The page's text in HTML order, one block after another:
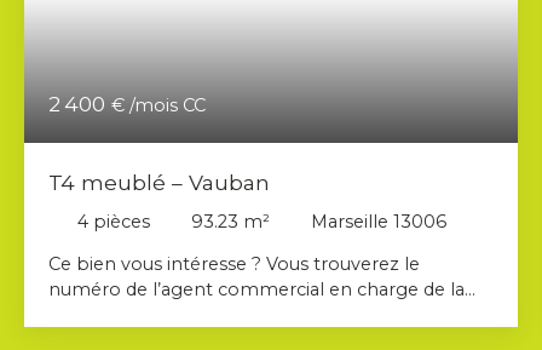
2 400 € /mois CC
T4 meublé – Vauban
4 pièces 93.23 m²
Marseille 13006
Ce bien vous intéresse ? Vous trouverez le
numéro de l’agent commercial en charge de la